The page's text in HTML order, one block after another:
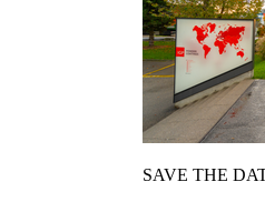
SAVE THE